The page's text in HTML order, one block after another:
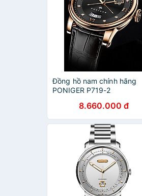
Đồng hồ nam chính hãng
PONIGER P719-2
8.660.000 đ